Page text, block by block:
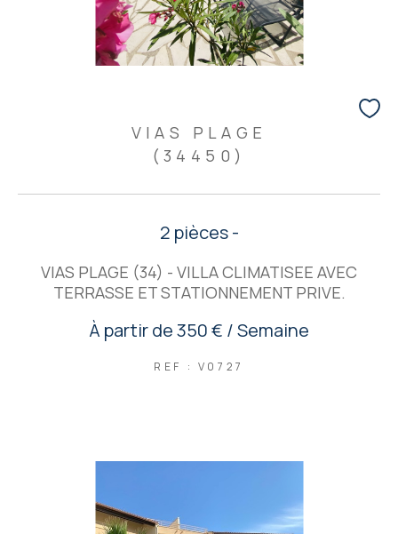
VIAS PLAGE
(34450)
2 pièces -
VIAS PLAGE (34) - VILLA CLIMATISEE AVEC
TERRASSE ET STATIONNEMENT PRIVE.
À partir de350 € / Semaine
REF : V0727